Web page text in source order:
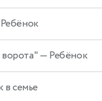
— Ребёнок
в семье